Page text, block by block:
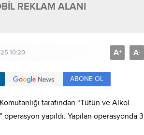
REKLAM ALANI
10:20 A+ A-
ABONE OL
tarafından “Tütün ve Alkol
operasyon yapıldı. Yapılan operasyonda 3